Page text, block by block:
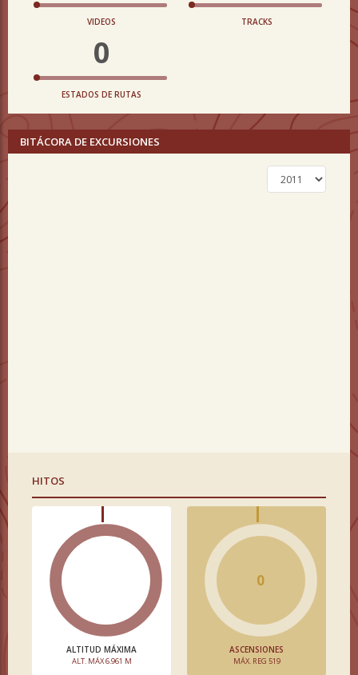
VIDEOS TRACKS
0
ESTADOS DE RUTAS
BITÁCORA DE EXCURSIONES
HITOS
ALTITUD MÁXIMA
ALT. MÁX 6.961 M
0
ASCENSIONES
MÁX. REG 519